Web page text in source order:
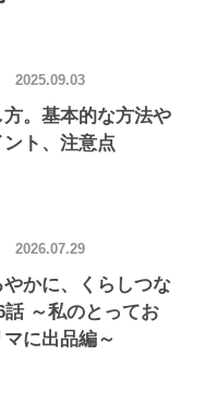
。基本的な方法や
ト、注意点
2025.09.03
かに、くらしつな
話 ～私のとってお
に出品編～
2026.07.29